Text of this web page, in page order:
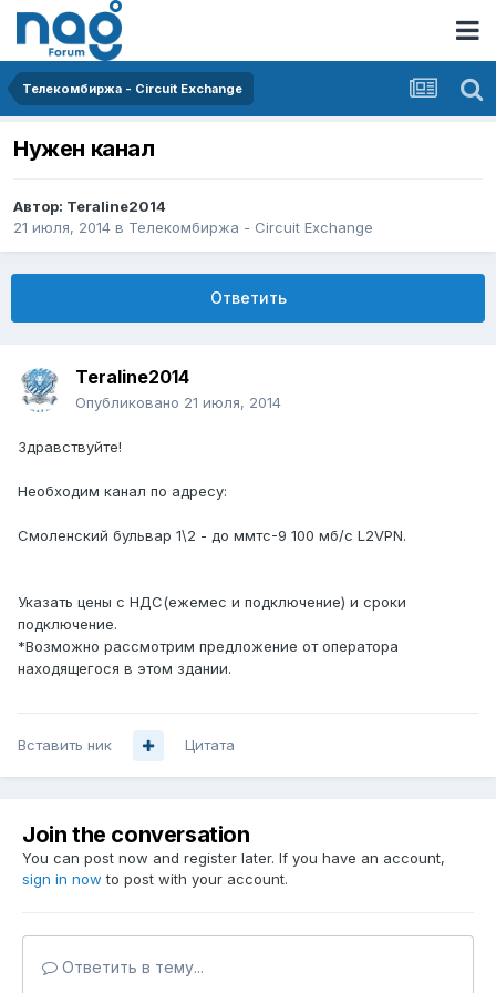
Телекомбиржа - Circuit Exchange
Нужен канал
Автор: Teraline2014
21 июля, 2014 в Телекомбиржа - Circuit Exchange
Ответить
Teraline2014
Опубликовано 21 июля, 2014
Здравствуйте!
Необходим канал по адресу:
Смоленский бульвар 1\2 - до ммтс-9 100 мб/с L2VPN.
Указать цены с НДС(ежемес и подключение) и сроки
подключение.
*Возможно рассмотрим предложение от оператора
находящегося в этом здании.
Вставить ник Цитата
Join the conversation
You can post now and register later. If you have an account,
sign in now to post with your account.
Ответить в тему...